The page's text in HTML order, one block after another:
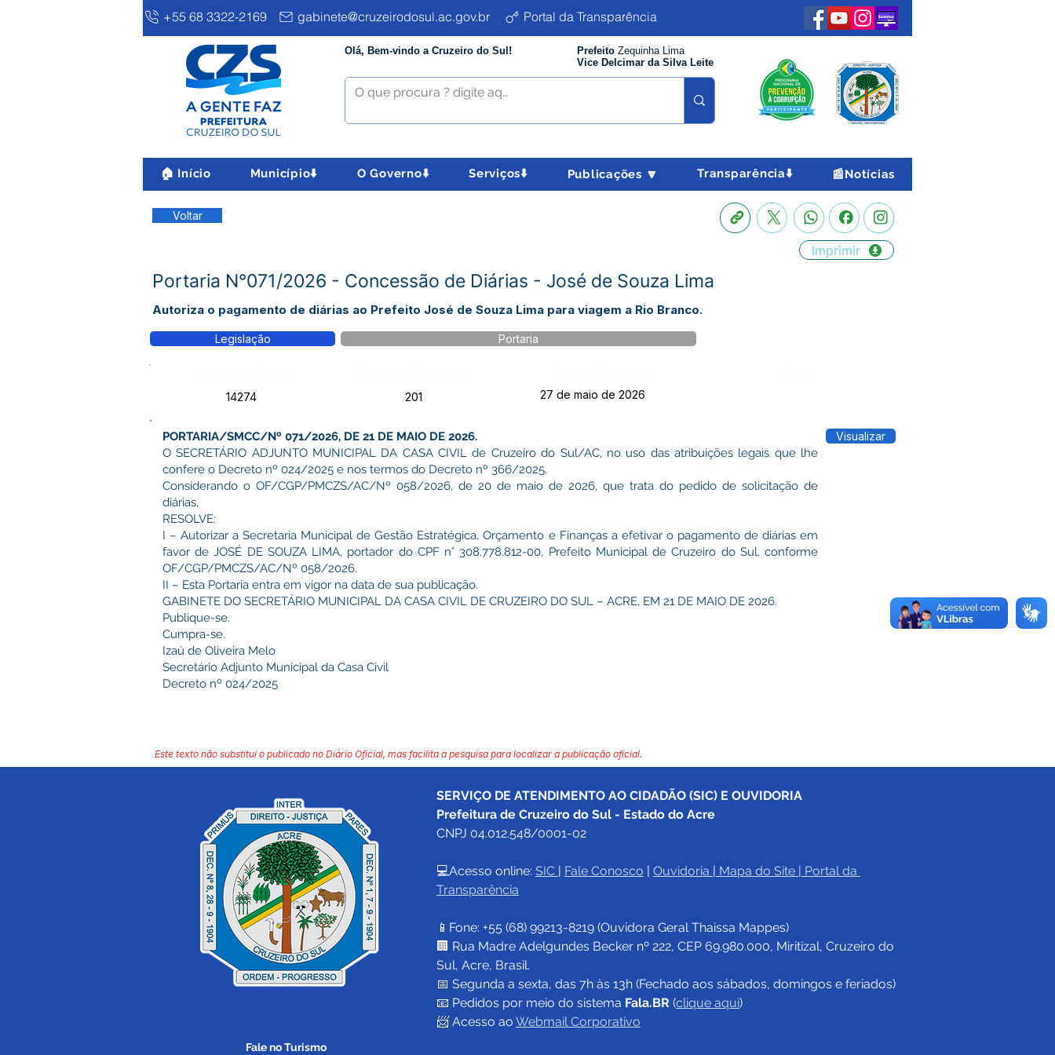
+55 68 3322-2169 gabinete@cruzeirodosul.ac.gov.br Portal da Transparência
Olá, Bem-vindo a Cruzeiro do Sul! Prefeito Zequinha Lima
Vice Delcimar da Silva Leite
🏠 Início Município⬇️ O Governo⬇️ Serviços⬇️ Publicações 🔽 Transparência⬇️ 📰Notícias
Voltar
Imprimir
Portaria N°071/2026 - Concessão de Diárias - José de Souza Lima
Autoriza o pagamento de diárias ao Prefeito José de Souza Lima para viagem a Rio Branco.
Legislação Portaria
14274
201 27 de maio de 2026
PORTARIA/SMCC/Nº 071/2026, DE 21 DE MAIO DE 2026.
O SECRETÁRIO ADJUNTO MUNICIPAL DA CASA CIVIL de Cruzeiro do Sul/AC, no uso das atribuições legais que lhe
confere o Decreto nº 024/2025 e nos termos do Decreto nº 366/2025,
Considerando o OF/CGP/PMCZS/AC/Nº 058/2026, de 20 de maio de 2026, que trata do pedido de solicitação de
diárias,
RESOLVE:
I – Autorizar a Secretaria Municipal de Gestão Estratégica, Orçamento e Finanças a efetivar o pagamento de diárias em
favor de JOSÉ DE SOUZA LIMA, portador do CPF n° 308.778.812-00, Prefeito Municipal de Cruzeiro do Sul, conforme
OF/CGP/PMCZS/AC/Nº 058/2026.
II – Esta Portaria entra em vigor na data de sua publicação.
GABINETE DO SECRETÁRIO MUNICIPAL DA CASA CIVIL DE CRUZEIRO DO SUL – ACRE, EM 21 DE MAIO DE 2026.
Publique-se.
Cumpra-se.
Izaú de Oliveira Melo
Secretário Adjunto Municipal da Casa Civil
Decreto nº 024/2025
Visualizar
Este texto não substitui o publicado no Diário Oficial, mas facilita a pesquisa para localizar a publicação oficial.
SERVIÇO DE ATENDIMENTO AO CIDADÃO (SIC) E OUVIDORIA
Prefeitura de Cruzeiro do Sul - Estado do Acre
CNPJ 04.012.548/0001-02
💻Acesso online: SIC | Fale Conosco | Ouvidoria | Mapa do Site | Portal da
Transparência
📱Fone: +55 (68) 99213-8219 (Ouvidora Geral Thaissa Mappes)
🏢 Rua Madre Adelgundes Becker nº 222, CEP 69.980.000, Miritizal, Cruzeiro do
Sul, Acre, Brasil.
📅 Segunda a sexta, das 7h às 13h (Fechado aos sábados, domingos e feriados)
📧 Pedidos por meio do sistema Fala.BR (clique aqui)
📨 Acesso ao Webmail Corporativo
Fale no Turismo